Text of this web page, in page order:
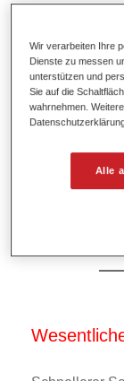
Wir verarbeiten Ihre
Dienste zu messen
unterstützen und
Sie auf die
wahrnehmen.
Alle